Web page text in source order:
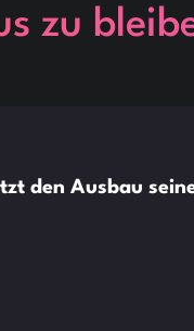
zu
den Ausbau